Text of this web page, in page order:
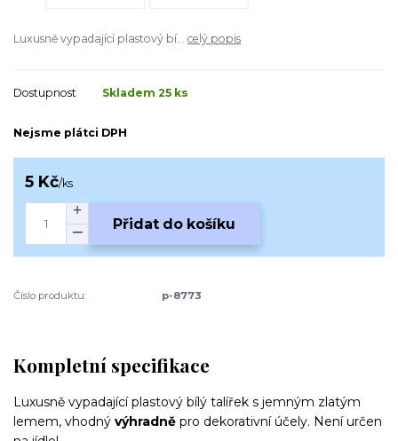
Luxusně vypadající plastový bí... celý popis
Dostupnost Skladem 25 ks
Nejsme plátci DPH
5 Kč/ks
Přidat do košíku
Číslo produktu: p-8773
Kompletní specifikace
Luxusně vypadající plastový bílý talířek s jemným zlatým
lemem, vhodný výhradně pro dekorativní účely. Není určen